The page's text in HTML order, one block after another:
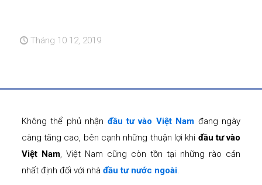
Tháng 10 12, 2019
Không thể phủ nhận đầu tư vào Việt Nam đang ngày
càng tăng cao, bên cạnh những thuận lợi khi đầu tư vào
Việt Nam, Việt Nam cũng còn tồn tại những rào cản
nhất định đối với nhà đầu tư nước ngoài.